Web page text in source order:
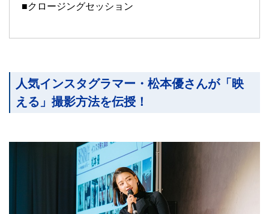
■クロージングセッション
人気インスタグラマー・松本優さんが「映
える」撮影方法を伝授！